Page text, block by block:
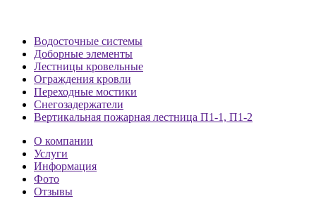
Водосточные системы
Доборные элементы
Лестницы кровельные
Ограждения кровли
Переходные мостики
Снегозадержатели
Вертикальная пожарная лестница П1-1, П1-2
О компании
Услуги
Информация
Фото
Отзывы